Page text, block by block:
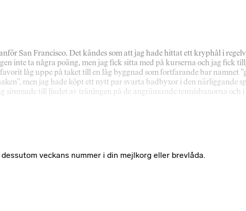
San Francisco. Det kändes som att jag hade hittat ett kryphål i
inte ta några poäng, men jag fick sitta med på kurserna och jag fick
låg uppe på taket till en låg byggnad som fortfarande bar namnet
men jag hade köpt ett nytt par svarta badbyxor i den närliggande
till ljudet av träningen på de angränsande tennisbanorna
veckans nummer i din mejlkorg eller brevlåda.